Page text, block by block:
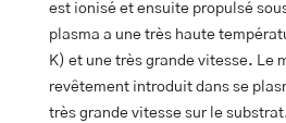
est ionisé et ensuite propulsé
plasma a une très haute
K) et une très grande vitesse. Le
revêtement introduit dans se
très grande vitesse sur le